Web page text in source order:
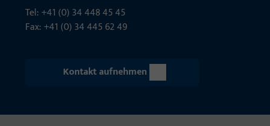
Tel: +41 (0) 34 448 45 45
Fax: +41 (0) 34 445 62 49
Kontakt aufnehmen